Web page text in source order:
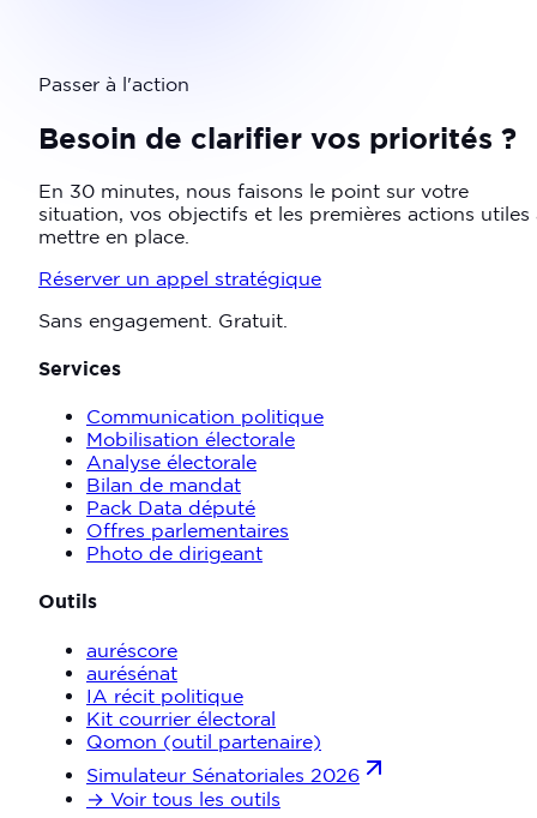
Passer à l'action
Besoin de clarifier vos priorités ?
En 30 minutes, nous faisons le point sur votre
situation, vos objectifs et les premières actions utiles
mettre en place.
Réserver un appel stratégique
Sans engagement. Gratuit.
Services
Communication politique
Mobilisation électorale
Analyse électorale
Bilan de mandat
Pack Data député
Offres parlementaires
Photo de dirigeant
Outils
auréscore
aurésénat
IA récit politique
Kit courrier électoral
Qomon (outil partenaire)
Simulateur Sénatoriales 2026
→ Voir tous les outils